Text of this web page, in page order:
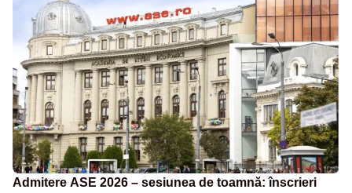
Admitere ASE 2026 – sesiunea de toamnă: înscrieri